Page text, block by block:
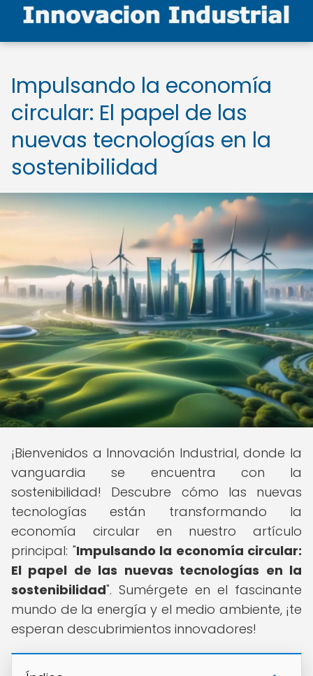
Impulsando la economía
circular: El papel de las
nuevas tecnologías en la
sostenibilidad
¡Bienvenidos a Innovación Industrial, donde la
vanguardia se encuentra con la
sostenibilidad! Descubre cómo las nuevas
tecnologías están transformando la
economía circular en nuestro artículo
principal: "Impulsando la economía circular:
El papel de las nuevas tecnologías en la
sostenibilidad". Sumérgete en el fascinante
mundo de la energía y el medio ambiente, ¡te
esperan descubrimientos innovadores!